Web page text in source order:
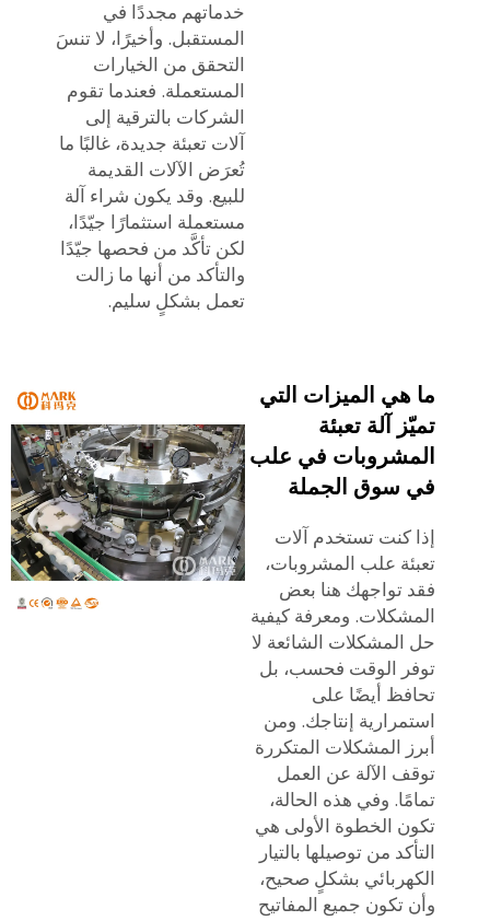
خدماتهم مجددًا في
المستقبل. وأخيرًا، لا تنسَ
التحقق من الخيارات
المستعملة. فعندما تقوم
الشركات بالترقية إلى
آلات تعبئة جديدة، غالبًا ما
تُعرَض الآلات القديمة
للبيع. وقد يكون شراء آلة
مستعملة استثمارًا جيّدًا،
لكن تأكَّد من فحصها جيّدًا
والتأكد من أنها ما زالت
تعمل بشكلٍ سليم.
ما هي الميزات التي
تميّز آلة تعبئة
المشروبات في علب
في سوق الجملة
إذا كنت تستخدم آلات
تعبئة علب المشروبات،
فقد تواجهك هنا بعض
المشكلات. ومعرفة كيفية
حل المشكلات الشائعة لا
توفر الوقت فحسب، بل
تحافظ أيضًا على
استمرارية إنتاجك. ومن
أبرز المشكلات المتكررة
توقف الآلة عن العمل
تمامًا. وفي هذه الحالة،
تكون الخطوة الأولى هي
التأكد من توصيلها بالتيار
الكهربائي بشكلٍ صحيح،
وأن تكون جميع المفاتيح